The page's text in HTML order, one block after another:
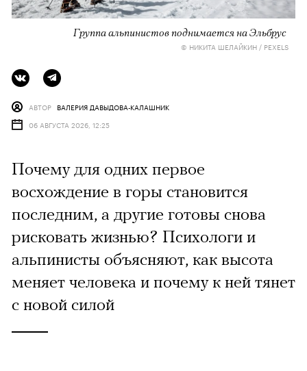
Группа альпинистов поднимается на Эльбрус
© НИКИТА ШЕЛАЙКИН / PEXELS
АВТОР ВАЛЕРИЯ ДАВЫДОВА-КАЛАШНИК
06 АВГУСТА 2026, 12:25
Почему для одних первое
восхождение в горы становится
последним, а другие готовы снова
рисковать жизнью? Психологи и
альпинисты объясняют, как высота
меняет человека и почему к ней тянет
с новой силой